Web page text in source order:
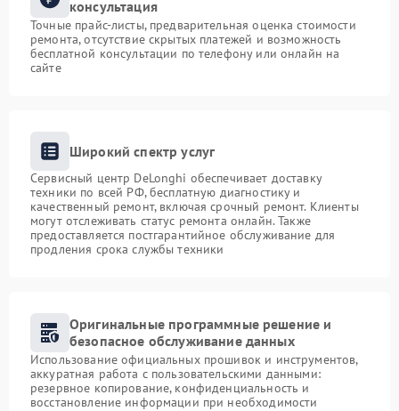
консультация
Точные прайс-листы, предварительная оценка стоимости
ремонта, отсутствие скрытых платежей и возможность
бесплатной консультации по телефону или онлайн на
сайте
Широкий спектр услуг
Сервисный центр DeLonghi обеспечивает доставку
техники по всей РФ, бесплатную диагностику и
качественный ремонт, включая срочный ремонт. Клиенты
могут отслеживать статус ремонта онлайн. Также
предоставляется постгарантийное обслуживание для
продления срока службы техники
Оригинальные программные решение и
безопасное обслуживание данных
Использование официальных прошивок и инструментов,
аккуратная работа с пользовательскими данными:
резервное копирование, конфиденциальность и
восстановление информации при необходимости